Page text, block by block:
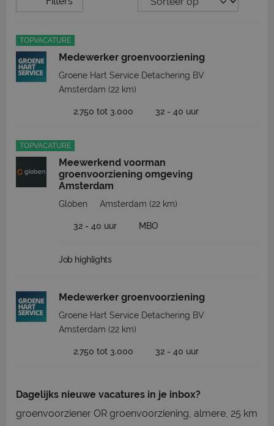
TOPVACATURE
Medewerker groenvoorziening
Groene Hart Service Detachering BV
Amsterdam (22 km)
2.750 tot 3.000 32 - 40 uur
TOPVACATURE
Meewerkend voorman
groenvoorziening omgeving
Amsterdam
Globen Amsterdam (22 km)
32 - 40 uur MBO
Job highlights
Medewerker groenvoorziening
Groene Hart Service Detachering BV
Amsterdam (22 km)
2.750 tot 3.000 32 - 40 uur
Dagelijks nieuwe vacatures in je inbox?
groenvoorziener OR groenvoorziening, almere, 25 km